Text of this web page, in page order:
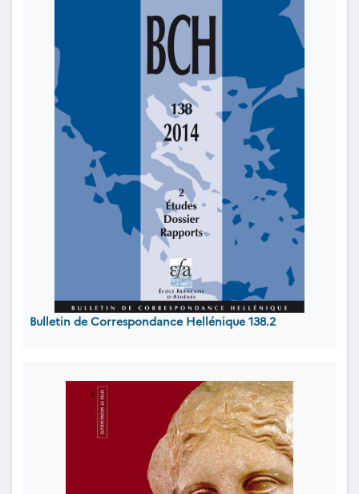
Bulletin de Correspondance Hellénique 138.2